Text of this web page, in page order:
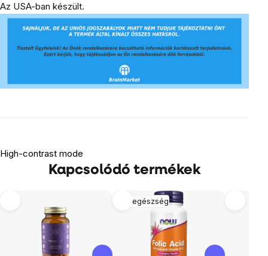
Az USA-ban készült.
High-contrast mode
Kapcsolódó termékek
Női egészség